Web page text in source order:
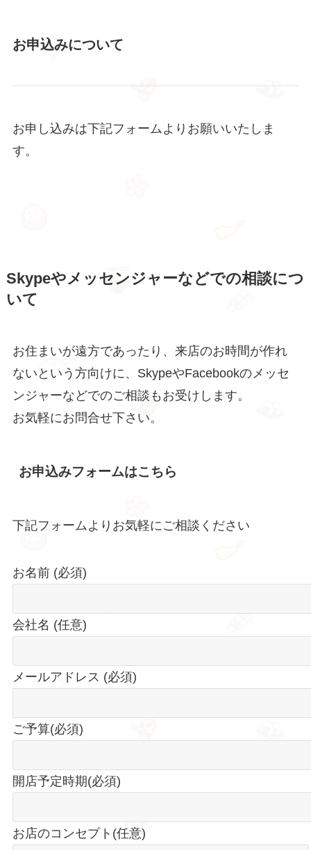
お申込みについて
お申し込みは下記フォームよりお願いいたしま
す。
Skypeやメッセンジャーなどでの相談につ
いて
お住まいが遠方であったり、来店のお時間が作れ
ないという方向けに、SkypeやFacebookのメッセ
ンジャーなどでのご相談もお受けします。
お気軽にお問合せ下さい。
お申込みフォームはこちら
下記フォームよりお気軽にご相談ください
お名前 (必須)
会社名 (任意)
メールアドレス (必須)
ご予算(必須)
開店予定時期(必須)
お店のコンセプト(任意)